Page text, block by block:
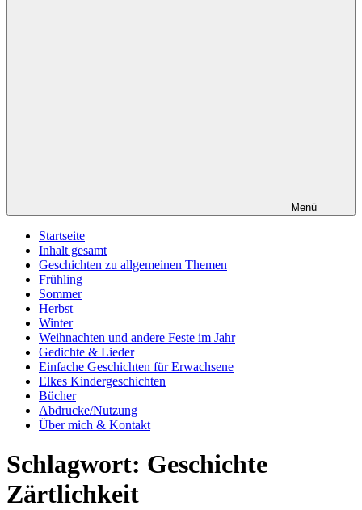
Menü
Startseite
Inhalt gesamt
Geschichten zu allgemeinen Themen
Frühling
Sommer
Herbst
Winter
Weihnachten und andere Feste im Jahr
Gedichte & Lieder
Einfache Geschichten für Erwachsene
Elkes Kindergeschichten
Bücher
Abdrucke/Nutzung
Über mich & Kontakt
Schlagwort: Geschichte
Zärtlichkeit